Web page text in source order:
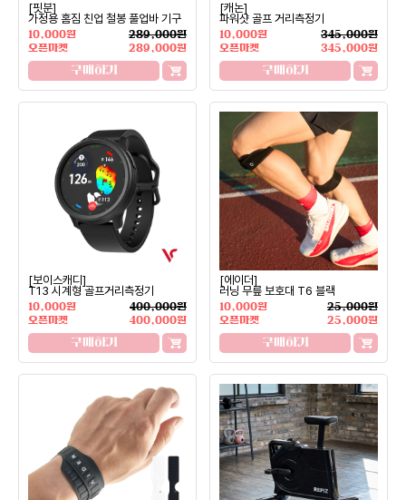
[핏분]
가정용 홈짐 친업 철봉 풀업바 기구
10,000원
289,000원
오픈마켓
289,000원
구매하기
[캐논]
파워샷 골프 거리측정기
10,000원
345,000원
오픈마켓
345,000원
구매하기
[보이스캐디]
T13 시계형 골프거리측정기
10,000원
400,000원
오픈마켓
400,000원
구매하기
[에이더]
러닝 무릎 보호대 T6 블랙
10,000원
25,000원
오픈마켓
25,000원
구매하기